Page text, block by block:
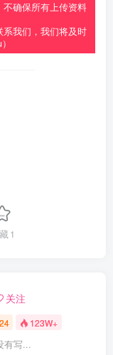
确保所有上传资料
我们，我们将及时
1
关注
123W+
有写...